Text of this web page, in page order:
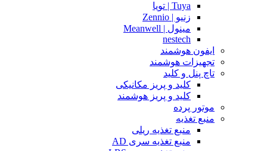
Tuya | تویا
زنیو | Zennio
مینول | Meanwell
nestech
ایفون هوشمند
تجهیزات هوشمند
تاچ پنل و کلید
کلید و پریز مکانیکی
کلید و پریز هوشمند
موتور پرده
منبع تغذیه
منبع تغذیه ریلی
منبع تغذیه سری AD